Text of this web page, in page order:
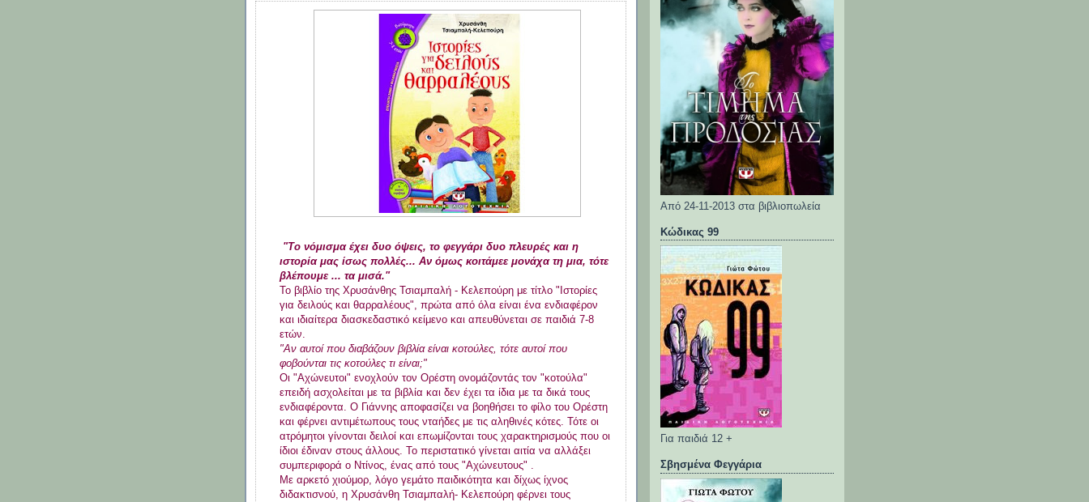
"Το νόμισμα έχει δυο όψεις, το φεγγάρι δυο πλευρές και η
ιστορία μας ίσως πολλές... Αν όμως κοιτάμεε μονάχα τη μια, τότε
βλέπουμε ... τα μισά."
Το βιβλίο της Χρυσάνθης Τσιαμπαλή - Κελεπούρη με τίτλο "Ιστορίες
για δειλούς και θαρραλέους", πρώτα από όλα είναι ένα ενδιαφέρον
και ιδιαίτερα διασκεδαστικό κείμενο και απευθύνεται σε παιδιά 7-8
ετών.
"Αν αυτοί που διαβάζουν βιβλία είναι κοτούλες, τότε αυτοί που
φοβούνται τις κοτούλες τι είναι;"
Οι "Αχώνευτοι" ενοχλούν τον Ορέστη ονομάζοντάς τον "κοτούλα"
επειδή ασχολείται με τα βιβλία και δεν έχει τα ίδια με τα δικά τους
ενδιαφέροντα. Ο Γιάννης αποφασίζει να βοηθήσει το φίλο του Ορέστη
και φέρνει αντιμέτωπους τους νταήδες με τις αληθινές κότες. Τότε οι
ατρόμητοι γίνονται δειλοί και επωμίζονται τους χαρακτηρισμούς που οι
ίδιοι έδιναν στους άλλους. Το περιστατικό γίνεται αιτία να αλλάξει
συμπεριφορά ο Ντίνος, ένας από τους "Αχώνευτους" .
Με αρκετό χιούμορ, λόγο γεμάτο παιδικότητα και δίχως ίχνος
διδακτισνού, η Χρυσάνθη Τσιαμπαλή- Κελεπούρη φέρνει τους
Από 24-11-2013 στα βιβλιοπωλεία
Κώδικας 99
Για παιδιά 12 +
Σβησμένα Φεγγάρια